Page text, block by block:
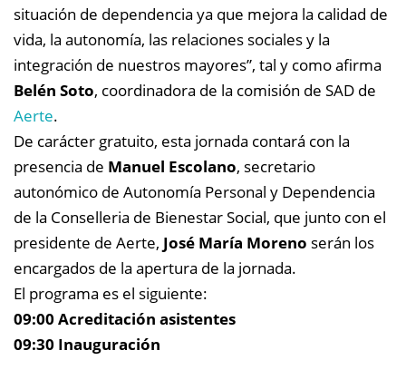
situación de dependencia ya que mejora la calidad de
vida, la autonomía, las relaciones sociales y la
integración de nuestros mayores”, tal y como afirma
Belén Soto, coordinadora de la comisión de SAD de
Aerte.
De carácter gratuito, esta jornada contará con la
presencia de Manuel Escolano, secretario
autonómico de Autonomía Personal y Dependencia
de la Conselleria de Bienestar Social, que junto con el
presidente de Aerte, José María Moreno serán los
encargados de la apertura de la jornada.
El programa es el siguiente:
09:00 Acreditación asistentes
09:30 Inauguración